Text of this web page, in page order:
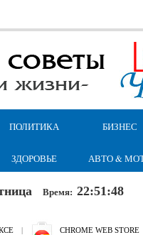
ПОЛИТИКА БИЗНЕС
ЗДОРОВЬЕ АВТО &
Время: 22:51:49
| CHROME WEB STORE